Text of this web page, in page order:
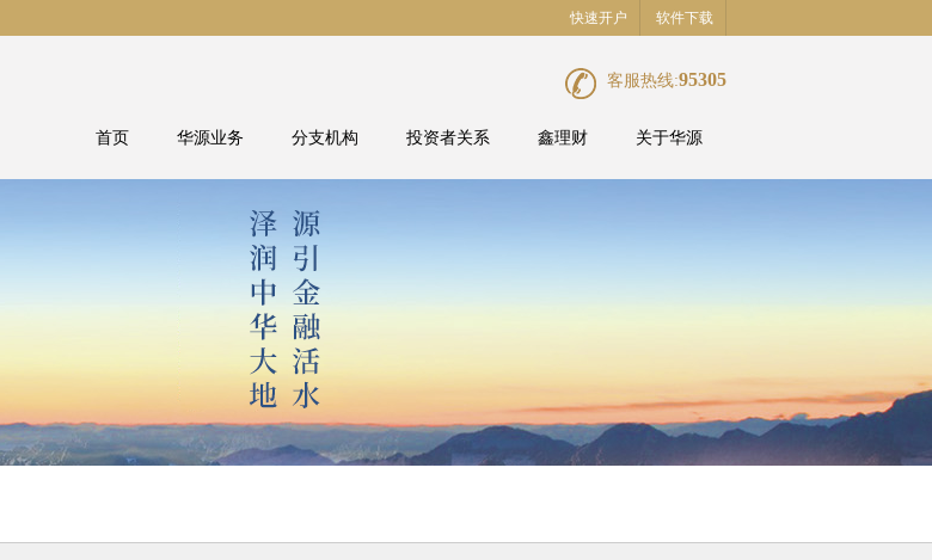
快速开户 软件下载
客服热线:95305
首页 华源业务 分支机构 投资者关系 鑫理财 关于华源